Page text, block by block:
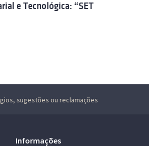
e Tecnológica: “SET
sugestões ou reclamações
Informações